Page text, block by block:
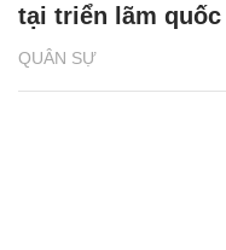
QUÂN SỰ
tại triển lãm quốc